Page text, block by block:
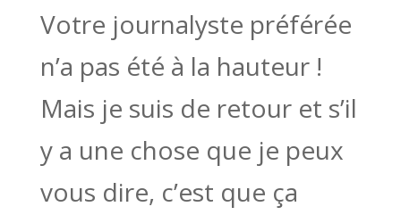
Votre journalyste préférée
n’a pas été à la hauteur !
Mais je suis de retour et s’il
y a une chose que je peux
vous dire, c’est que ça